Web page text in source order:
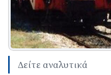
Δείτε αναλυτικά